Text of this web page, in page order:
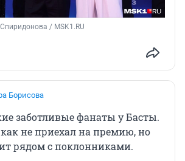
/ MSK1.RU
Борисова
заботливые фанаты у Басты.
не приехал на премию, но
рядом с поклонниками.